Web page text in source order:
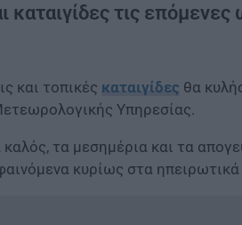
τις επόμενες
και τοπικές καταιγίδες θα
Υπηρεσίας.
τα μεσημέρια και τα
κυρίως στα ηπειρωτικά